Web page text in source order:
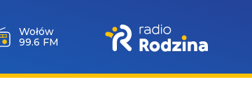
Milicz
88.5 FM